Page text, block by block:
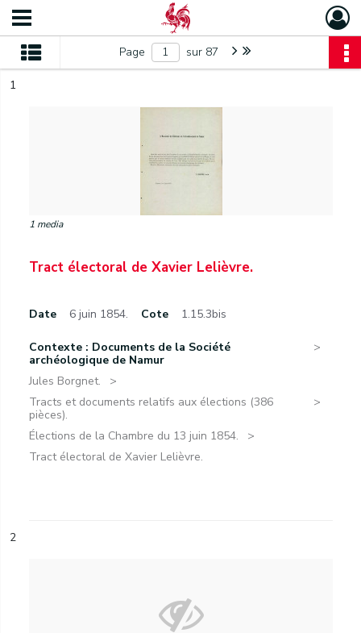
Page sur 87
1
1 media
Tract électoral de Xavier Lelièvre.
Date 6 juin 1854. Cote 1.15.3bis
Contexte : Documents de la Société
archéologique de Namur
Jules Borgnet.
Tracts et documents relatifs aux élections (386
pièces).
Élections de la Chambre du 13 juin 1854.
Tract électoral de Xavier Lelièvre.
2